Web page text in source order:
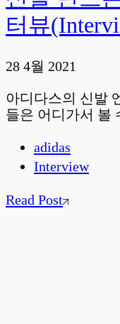
터뷰
28 4월 2021
아디다스의 신발
들은 어디가서 볼
adidas
Interview
Read Post